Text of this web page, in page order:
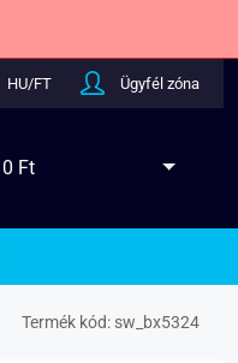
HU/FT Ügyfél zóna
0 Ft
Termék kód: sw_bx5324